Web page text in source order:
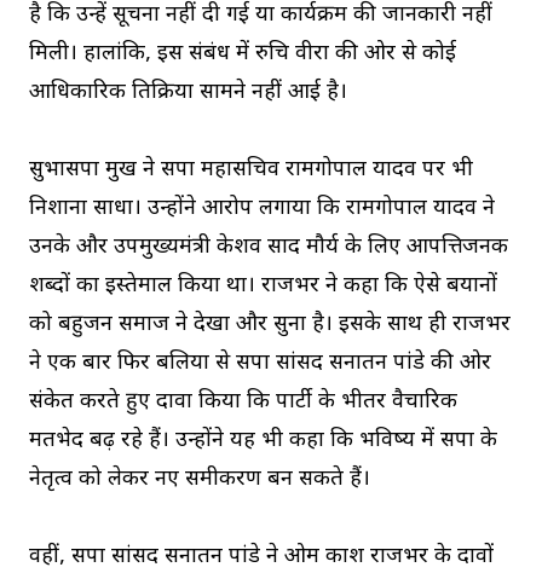
है कि उन्हें सूचना नहीं दी गई या कार्यक्रम की जानकारी नहीं
मिली। हालांकि, इस संबंध में रुचि वीरा की ओर से कोई
आधिकारिक प्रतिक्रिया सामने नहीं आई है।
सुभासपा प्रमुख ने सपा महासचिव रामगोपाल यादव पर भी
निशाना साधा। उन्होंने आरोप लगाया कि रामगोपाल यादव ने
उनके और उपमुख्यमंत्री केशव प्रसाद मौर्य के लिए आपत्तिजनक
शब्दों का इस्तेमाल किया था। राजभर ने कहा कि ऐसे बयानों
को बहुजन समाज ने देखा और सुना है। इसके साथ ही राजभर
ने एक बार फिर बलिया से सपा सांसद सनातन पांडे की ओर
संकेत करते हुए दावा किया कि पार्टी के भीतर वैचारिक
मतभेद बढ़ रहे हैं। उन्होंने यह भी कहा कि भविष्य में सपा के
नेतृत्व को लेकर नए समीकरण बन सकते हैं।
वहीं, सपा सांसद सनातन पांडे ने ओम प्रकाश राजभर के दावों